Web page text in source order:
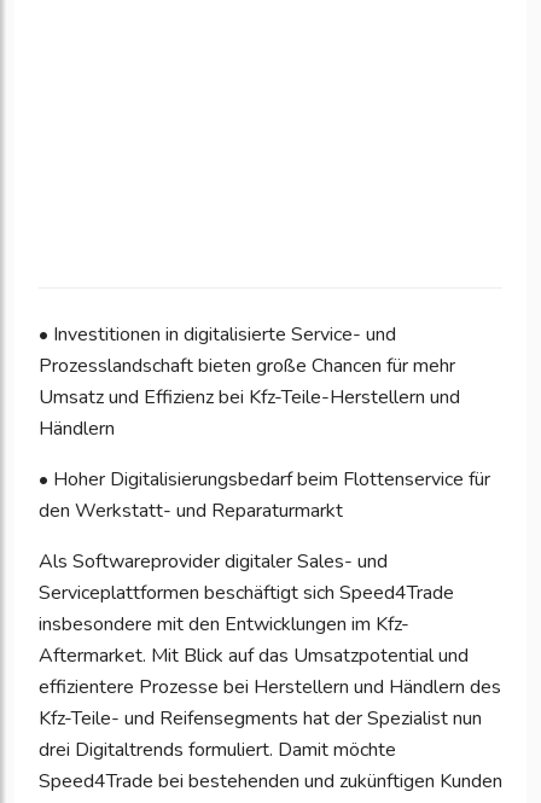
• Investitionen in digitalisierte Service- und
Prozesslandschaft bieten große Chancen für mehr
Umsatz und Effizienz bei Kfz-Teile-Herstellern und
Händlern
• Hoher Digitalisierungsbedarf beim Flottenservice für
den Werkstatt- und Reparaturmarkt
Als Softwareprovider digitaler Sales- und
Serviceplattformen beschäftigt sich Speed4Trade
insbesondere mit den Entwicklungen im Kfz-
Aftermarket. Mit Blick auf das Umsatzpotential und
effizientere Prozesse bei Herstellern und Händlern des
Kfz-Teile- und Reifensegments hat der Spezialist nun
drei Digitaltrends formuliert. Damit möchte
Speed4Trade bei bestehenden und zukünftigen Kunden